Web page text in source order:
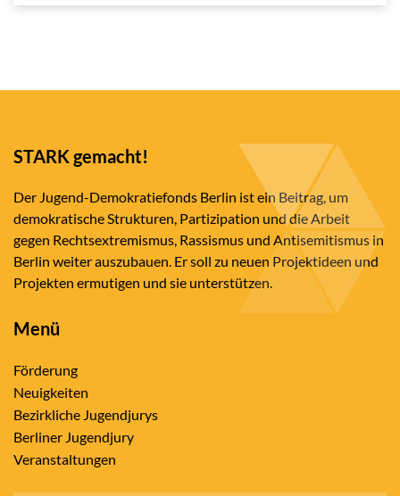
STARK gemacht!
Der Jugend-Demokratiefonds Berlin ist ein Beitrag, um
demokratische Strukturen, Partizipation und die Arbeit
gegen Rechtsextremismus, Rassismus und Antisemitismus in
Berlin weiter auszubauen. Er soll zu neuen Projektideen und
Projekten ermutigen und sie unterstützen.
Menü
Förderung
Neuigkeiten
Bezirkliche Jugendjurys
Berliner Jugendjury
Veranstaltungen